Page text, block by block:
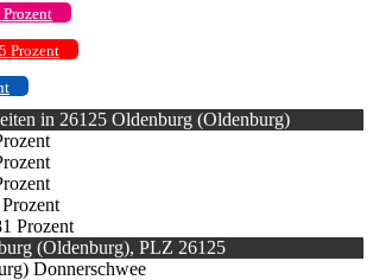
Prozent
Prozent
in 26125 Oldenburg (Oldenburg)
Prozent
(Oldenburg), PLZ 26125
Donnerschwee